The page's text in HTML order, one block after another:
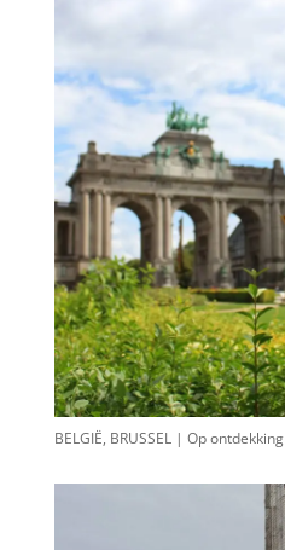
BELGIË, BRUSSEL | Op ontdekking